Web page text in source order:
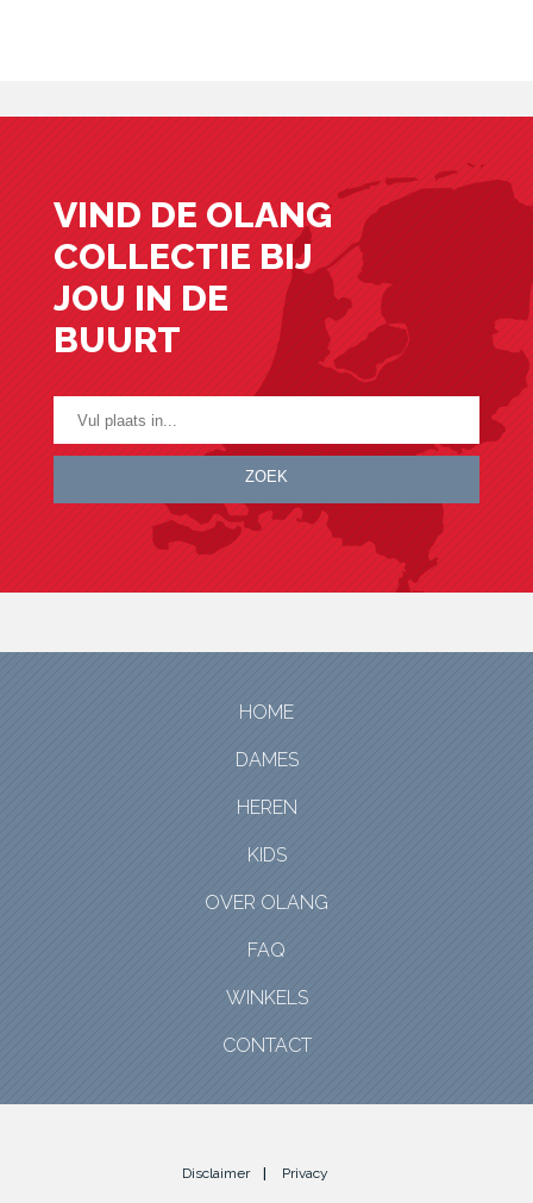
VIND DE OLANG
COLLECTIE BIJ
JOU IN DE
BUURT
ZOEK
HOME
DAMES
HEREN
KIDS
OVER OLANG
FAQ
WINKELS
CONTACT
Disclaimer Privacy